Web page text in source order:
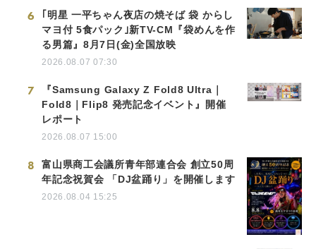
6
｢明星 一平ちゃん夜店の焼そば 袋 からし
マヨ付 5食パック｣新TV-CM『袋めんを作
る男篇』8月7日(金)全国放映
2026.08.07 07:30
7
『Samsung Galaxy Z Fold8 Ultra｜
Fold8｜Flip8 発売記念イベント』開催
レポート
2026.08.07 15:00
8
富山県商工会議所青年部連合会 創立50周
年記念祝賀会 「DJ盆踊り」を開催します
2026.08.04 15:25